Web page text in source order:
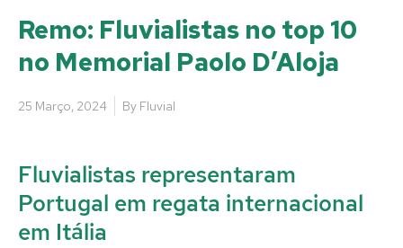
Remo: Fluvialistas no top 10
no Memorial Paolo D’Aloja
25 Março, 2024 By Fluvial
Fluvialistas representaram
Portugal em regata internacional
em Itália